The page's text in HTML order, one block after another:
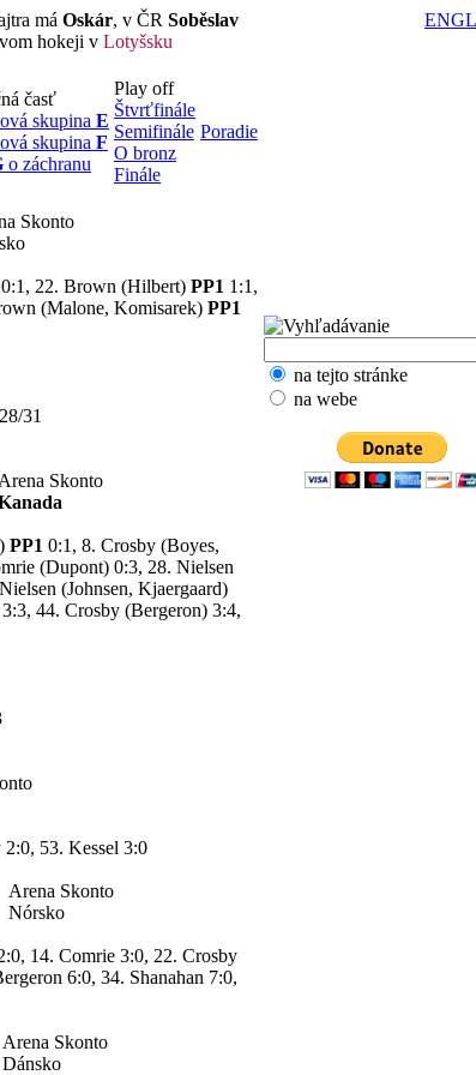
má Oskár, v ČR Soběslav
hokeji v Lotyšsku
časť
skupina E
skupina F
o záchranu
Play off
Štvrťfinále
Semifinále
O bronz
Finále
Poradie
Skonto
0:1, 22. Brown (Hilbert) PP1 1:1,
(Malone, Komisarek) PP1
31
Arena Skonto
PP1 0:1, 8. Crosby (Boyes,
(Dupont) 0:3, 28. Nielsen
(Johnsen, Kjaergaard)
44. Crosby (Bergeron) 3:4,
2:0, 53. Kessel 3:0
Arena Skonto
Nórsko
14. Comrie 3:0, 22. Crosby
6:0, 34. Shanahan 7:0,
Arena Skonto
Dánsko
na tejto stránke
na webe